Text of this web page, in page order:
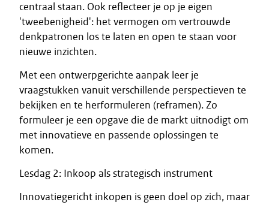
centraal staan. Ook reflecteer je op je eigen
'tweebenigheid': het vermogen om vertrouwde
denkpatronen los te laten en open te staan voor
nieuwe inzichten.
Met een ontwerpgerichte aanpak leer je
vraagstukken vanuit verschillende perspectieven te
bekijken en te herformuleren (reframen). Zo
formuleer je een opgave die de markt uitnodigt om
met innovatieve en passende oplossingen te
komen.
Lesdag 2: Inkoop als strategisch instrument
Innovatiegericht inkopen is geen doel op zich, maar